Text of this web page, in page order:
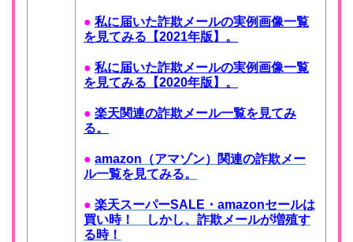
● 私に届いた詐欺メールの実例画像一覧
を見てみる【2021年版】。
● 私に届いた詐欺メールの実例画像一覧
を見てみる【2020年版】。
● 楽天関連の詐欺メール一覧を見てみ
る。
● amazon（アマゾン）関連の詐欺メー
ル一覧を見てみる。
● 楽天スーパーSALE・amazonセールは
買い時！ しかし、詐欺メールが増殖す
る時！